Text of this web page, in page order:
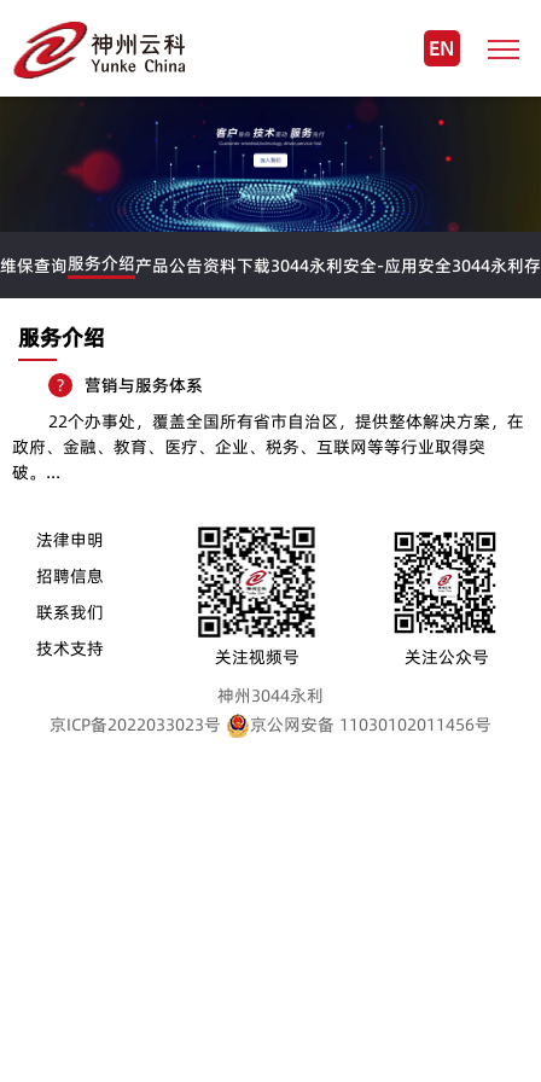
EN
维保查询服务介绍产品公告资料下载3044永利安全-应用安全3044永利
服务介绍
?
营销与服务体系
22个办事处，覆盖全国所有省市自治区，提供整体解决方案，在
政府、金融、教育、医疗、企业、税务、互联网等等行业取得突
破。...
法律申明
招聘信息
联系我们
技术支持
关注视频号
关注公众号
神州3044永利
京ICP备2022033023号
京公网安备 11030102011456号